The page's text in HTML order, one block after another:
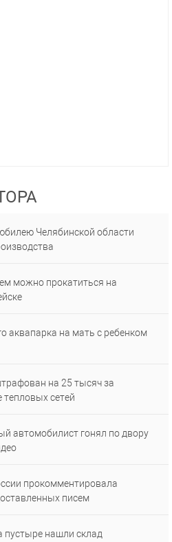
Челябинской области
можно прокатиться на
аквапарка на мать с ребенком
на 25 тысяч за
сетей
автомобилист гонял по двору
прокомментировала
писем
пустыре нашли склад